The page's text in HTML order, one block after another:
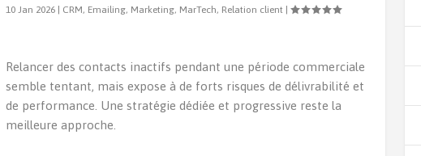
10 Jan 2026 CRM, Emailing, Marketing, MarTech, Relation client |
Relancer des contacts inactifs pendant une période commerciale
semble tentant, mais expose à de forts risques de délivrabilité et
de performance. Une stratégie dédiée et progressive reste la
meilleure approche.